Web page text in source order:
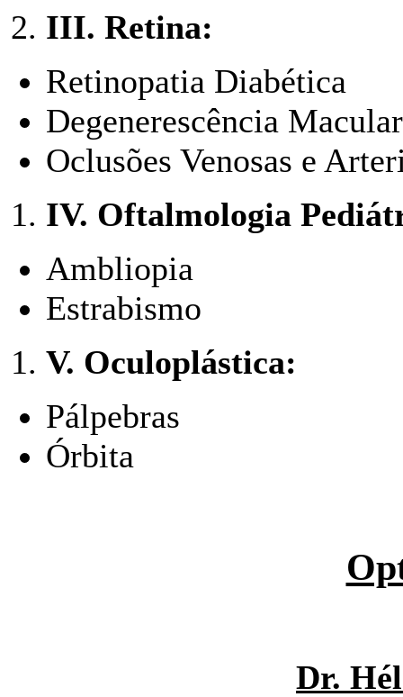
III. Retina:
Retinopatia Diabética
Degenerescência
Oclusões Venosas e
IV. Oftalmologia
Ambliopia
Estrabismo
V. Oculoplástica:
Pálpebras
Órbita
Dr.